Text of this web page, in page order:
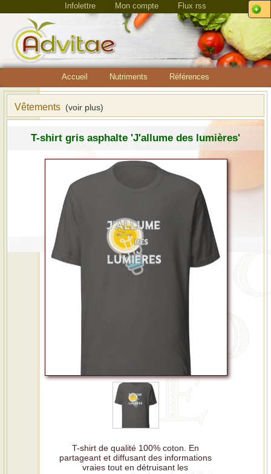
Infolettre Mon compte Flux rss
Accueil Nutriments Références
Vêtements (voir plus)
T-shirt gris asphalte 'J'allume des lumières'
T-shirt de qualité 100% coton. En
partageant et diffusant des informations
vraies tout en détruisant les